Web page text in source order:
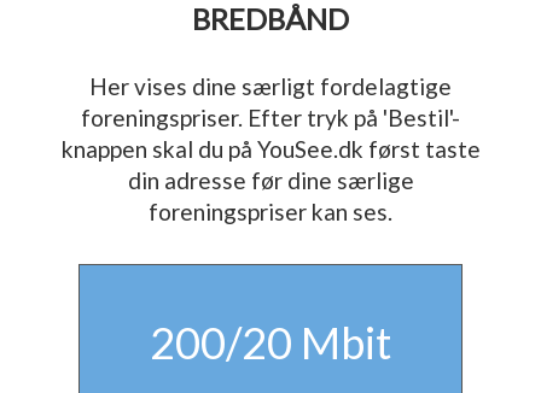
BREDBÅND
Her vises dine særligt fordelagtige
foreningspriser. Efter tryk på 'Bestil'-
knappen skal du på YouSee.dk først taste
din adresse før dine særlige
foreningspriser kan ses.
200/20 Mbit